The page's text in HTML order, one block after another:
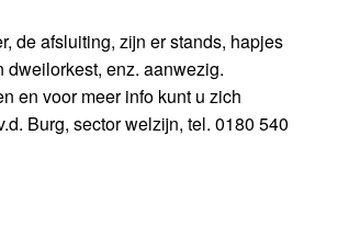
de afsluiting, zijn er stands, hapjes
dweilorkest, enz. aanwezig.
en voor meer info kunt u zich
Burg, sector welzijn, tel. 0180 540